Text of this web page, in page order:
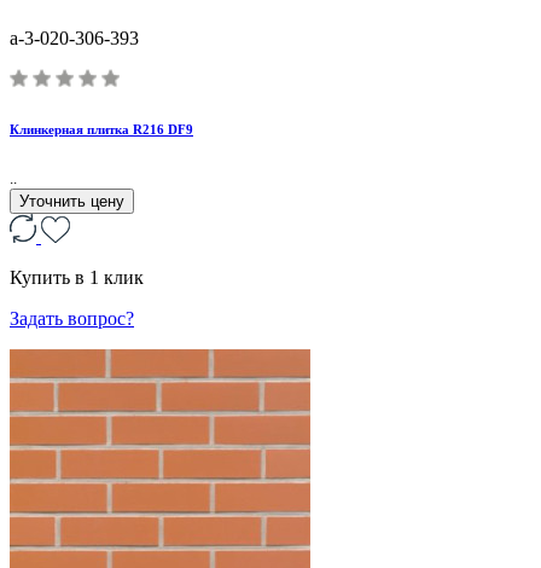
a-3-020-306-393
Клинкерная плитка R216 DF9
..
Уточнить цену
Купить в 1 клик
Задать вопрос?